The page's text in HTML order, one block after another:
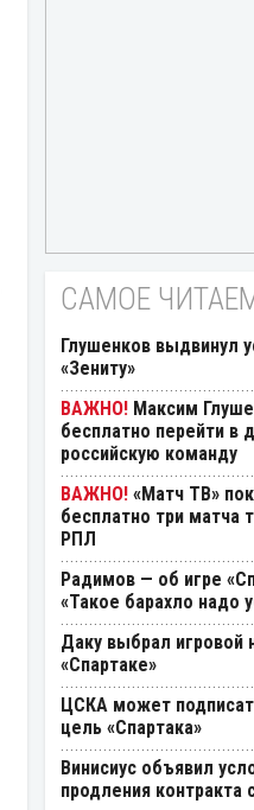
САМОЕ
Глушенков выдвинул
«Зениту»
Максим
бесплатно перейти в
российскую команду
«Матч ТВ»
бесплатно три матча
РПЛ
Радимов — об игре
«Такое барахло надо
Даку выбрал игровой
«Спартаке»
ЦСКА может
цель «Спартака»
Винисиус объявил
продления контракта